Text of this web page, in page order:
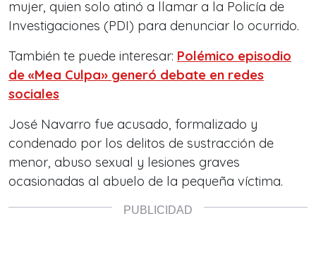
mujer, quien solo atinó a llamar a la Policía de
Investigaciones (PDI) para denunciar lo ocurrido.
También te puede interesar: Polémico episodio
de «Mea Culpa» generó debate en redes
sociales
José Navarro fue acusado, formalizado y
condenado por los delitos de sustracción de
menor, abuso sexual y lesiones graves
ocasionadas al abuelo de la pequeña víctima.